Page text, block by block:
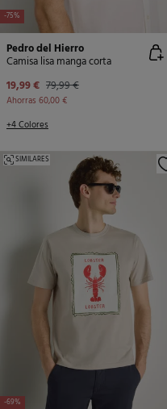
-75%
Pedro del Hierro
Camisa lisa manga corta
19,99 € 79,99 €
Ahorras 60,00 €
+4 Colores
-69%
SIMILARES